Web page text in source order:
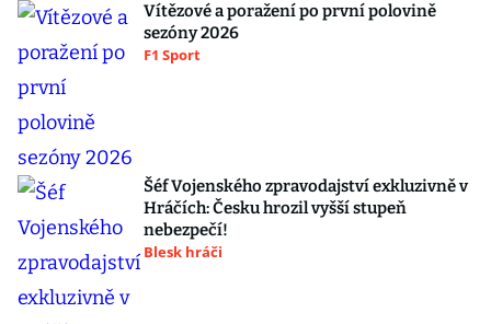
Vítězové a poražení po první polovině
sezóny 2026
F1 Sport
Šéf Vojenského zpravodajství exkluzivně v
Hráčích: Česku hrozil vyšší stupeň
nebezpečí!
Blesk hráči